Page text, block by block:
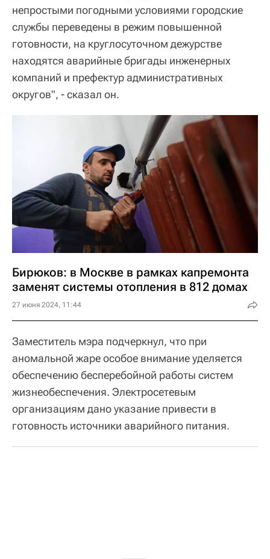
непростыми погодными условиями городские
службы переведены в режим повышенной
готовности, на круглосуточном дежурстве
находятся аварийные бригады инженерных
компаний и префектур административных
округов", - сказал он.
Бирюков: в Москве в рамках капремонта
заменят системы отопления в 812 домах
27 июня 2024, 11:44
Заместитель мэра подчеркнул, что при
аномальной жаре особое внимание уделяется
обеспечению бесперебойной работы систем
жизнеобеспечения. Электросетевым
организациям дано указание привести в
готовность источники аварийного питания.